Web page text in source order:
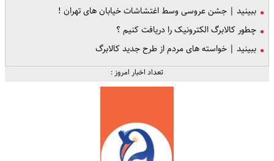
ببینید | جشن عروسی وسط اغتشاشات خیابان‌ های تهران !
چطور کالابرگ الکترونیک را دریافت کنیم ؟
ببینید | خواسته های مردم از طرح جدید کالابرگ
تعداد اخبار امروز :